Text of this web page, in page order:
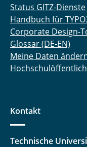
Status GITZ-Dienste
Handbuch für
Corporate Design-
Glossar (DE-EN)
Meine Daten
Kontakt
Technische